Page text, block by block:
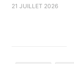
21 JUILLET 2026